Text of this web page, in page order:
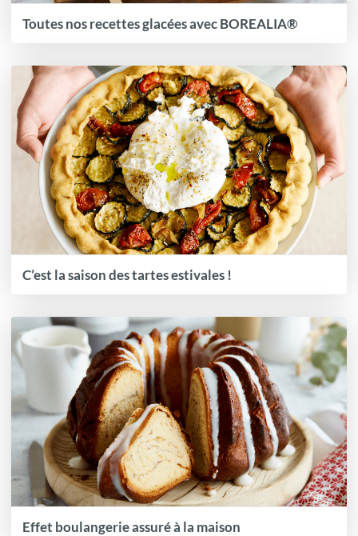
Toutes nos recettes glacées avec BOREALIA®
C’est la saison des tartes estivales !
Effet boulangerie assuré à la maison